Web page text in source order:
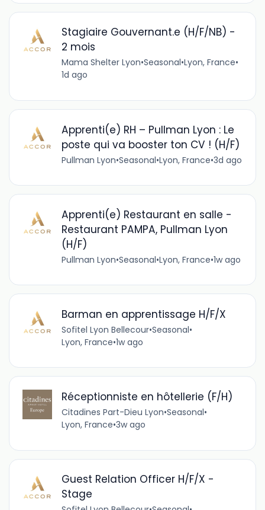
Stagiaire Gouvernant.e (H/F/NB) -
2 mois
Mama Shelter Lyon•Seasonal•Lyon, France•
1d ago
Apprenti(e) RH – Pullman Lyon : Le
poste qui va booster ton CV ! (H/F)
Pullman Lyon•Seasonal•Lyon, France•3d ago
Apprenti(e) Restaurant en salle -
Restaurant PAMPA, Pullman Lyon
(H/F)
Pullman Lyon•Seasonal•Lyon, France•1w ago
Barman en apprentissage H/F/X
Sofitel Lyon Bellecour•Seasonal•
Lyon, France•1w ago
Réceptionniste en hôtellerie (F/H)
Citadines Part-Dieu Lyon•Seasonal•
Lyon, France•3w ago
Guest Relation Officer H/F/X -
Stage